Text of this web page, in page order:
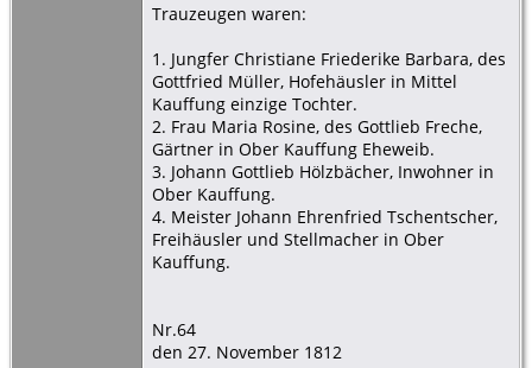
Trauzeugen waren:
1. Jungfer Christiane Friederike Barbara, des
Gottfried Müller, Hofehäusler in Mittel
Kauffung einzige Tochter.
2. Frau Maria Rosine, des Gottlieb Freche,
Gärtner in Ober Kauffung Eheweib.
3. Johann Gottlieb Hölzbächer, Inwohner in
Ober Kauffung.
4. Meister Johann Ehrenfried Tschentscher,
Freihäusler und Stellmacher in Ober
Kauffung.
Nr.64
den 27. November 1812